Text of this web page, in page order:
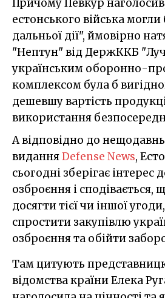
Причому Певкур
естонського війська
дальньої дії", ймовірно
"Нептун" від ДержККБ
українським оборонно-
комплексом була б
дешевшу вартість
використання
А відповідно до
виданняDefense News,
сьогодні зберігає інтерес
озброєння і сподівається,
досягти тієї чи іншої
спростити закупівлю
озброєння та обійти
Там цитують
відомства країни Елека